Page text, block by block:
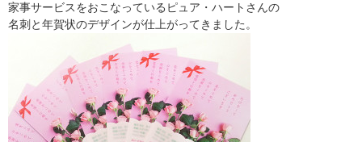
家事サービスをおこなっているピュア・ハートさんの
名刺と年賀状のデザインが仕上がってきました。